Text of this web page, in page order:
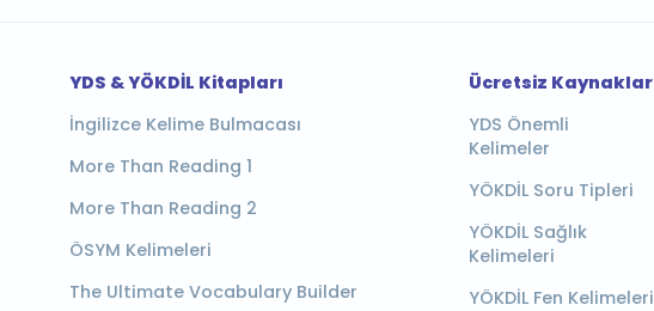
YDS & YÖKDİL Kitapları
İngilizce Kelime Bulmacası
More Than Reading 1
More Than Reading 2
ÖSYM Kelimeleri
The Ultimate Vocabulary Builder
Ücretsiz Kaynaklar
YDS Önemli
Kelimeler
YÖKDİL Soru Tipleri
YÖKDİL Sağlık
Kelimeleri
YÖKDİL Fen Kelimeleri